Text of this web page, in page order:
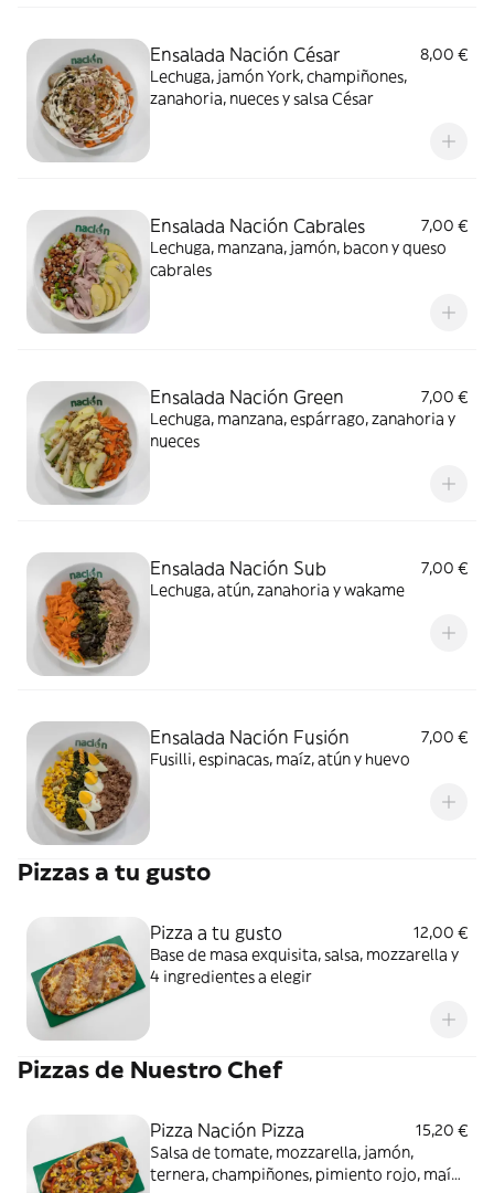
Ensalada Nación César
8,00 €
Lechuga, jamón York, champiñones,
zanahoria, nueces y salsa César
Ensalada Nación Cabrales
7,00 €
Lechuga, manzana, jamón, bacon y queso
cabrales
Ensalada Nación Green
7,00 €
Lechuga, manzana, espárrago, zanahoria y
nueces
Ensalada Nación Sub
7,00 €
Lechuga, atún, zanahoria y wakame
Ensalada Nación Fusión
7,00 €
Fusilli, espinacas, maíz, atún y huevo
Pizzas a tu gusto
Pizza a tu gusto
12,00 €
Base de masa exquisita, salsa, mozzarella y
4 ingredientes a elegir
Pizzas de Nuestro Chef
Pizza Nación Pizza
15,20 €
Salsa de tomate, mozzarella, jamón,
ternera, champiñones, pimiento rojo, maíz